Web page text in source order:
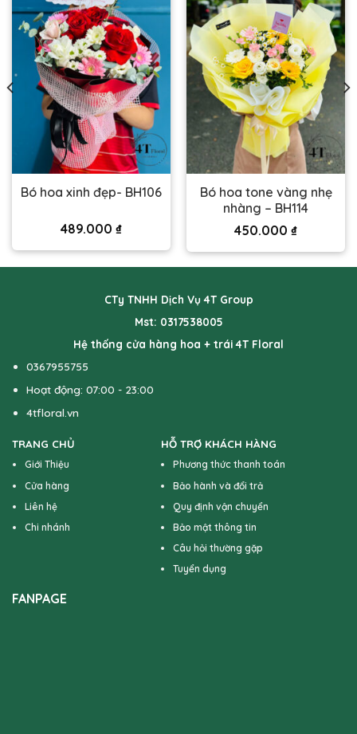
Bó hoa xinh đẹp- BH106
489.000 ₫
Bó hoa tone vàng nhẹ
nhàng – BH114
450.000 ₫
CTy TNHH Dịch Vụ 4T Group
Mst: 0317538005
Hệ thống cửa hàng hoa + trái 4T Floral
0367955755
Hoạt động: 07:00 - 23:00
4tfloral.vn
TRANG CHỦ
Giới Thiệu
Cửa hàng
Liên hệ
Chi nhánh
HỖ TRỢ KHÁCH HÀNG
Phương thức thanh toán
Bảo hành và đổi trả
Quy định vận chuyển
Bảo mật thông tin
Câu hỏi thường gặp
Tuyển dụng
FANPAGE